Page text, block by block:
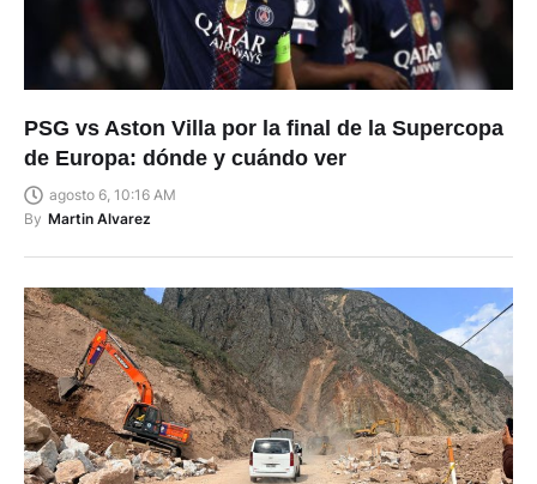
PSG vs Aston Villa por la final de la Supercopa
de Europa: dónde y cuándo ver
agosto 6, 10:16 AM
By Martin Alvarez